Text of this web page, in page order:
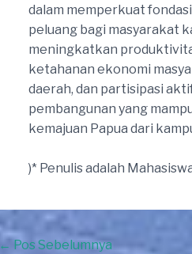
dalam memperkuat
peluang bagi masyarakat
meningkatkan
ketahanan ekonomi
daerah, dan partisipasi
pembangunan yang
kemajuan Papua dari
)* Penulis adalah
Post
← Pos Sebelumnya